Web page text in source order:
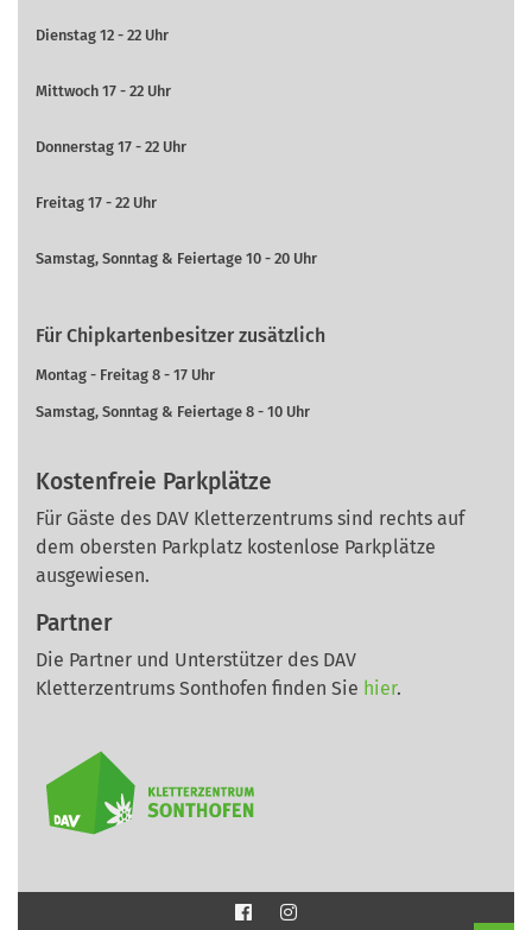
Dienstag 12 - 22 Uhr
Mittwoch 17 - 22 Uhr
Donnerstag 17 - 22 Uhr
Freitag 17 - 22 Uhr
Samstag, Sonntag & Feiertage 10 - 20 Uhr
Für Chipkartenbesitzer zusätzlich
Montag - Freitag 8 - 17 Uhr
Samstag, Sonntag & Feiertage 8 - 10 Uhr
Kostenfreie Parkplätze
Für Gäste des DAV Kletterzentrums sind rechts auf
dem obersten Parkplatz kostenlose Parkplätze
ausgewiesen.
Partner
Die Partner und Unterstützer des DAV
Kletterzentrums Sonthofen finden Sie hier.